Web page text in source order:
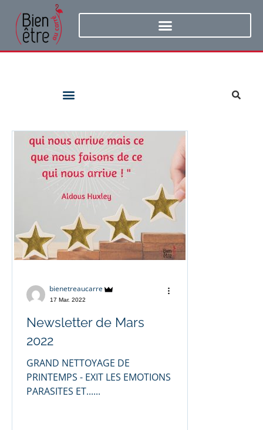
bienetreaucarre
17 Mar. 2022
Newsletter de Mars
2022
GRAND NETTOYAGE DE
PRINTEMPS - EXIT LES EMOTIONS
PARASITES ET......